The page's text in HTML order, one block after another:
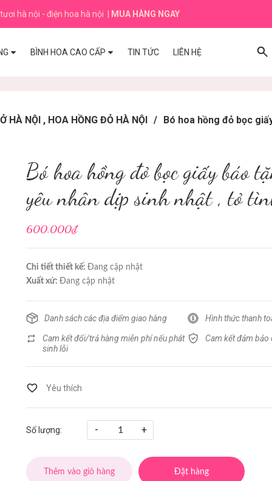
hà nội - điện hoa hà nội MUA HÀNG NGAY
BÌNH HOA CAO CẤP TIN TỨC LIÊN HỆ
HÀ NỘI , HOA HỒNG ĐỎ HÀ NỘI / Bó hoa hồng đỏ bọc
Bó hoa hồng đỏ bọc giấy báo
yêu nhân dịp sinh nhật , tỏ
600.000₫
Chi tiết thiết kế: Đang cập nhật
Xuất xứ: Đang cập nhật
Danh sách các địa điểm giao hàng Hình thức thanh
Cam kết đổi/trả hàng miễn phí nếu phát
sinh lỗi
Cam kết đảm bảo
Số lượng: - +
Thêm vào giỏ hàng Đặt hàng